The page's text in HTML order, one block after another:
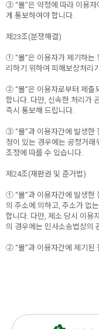
③ “몰”은 약정에 따라 이용자
게 통보하여야 합니다.
제23조(분쟁해결)
① “몰”은 이용자가 제기하는
리하기 위하여 피해보상처리
② “몰”은 이용자로부터 제출
합니다. 다만, 신속한 처리가
즉시 통보해 드립니다.
③ “몰”과 이용자간에 발생한
청이 있는 경우에는 공정거래
조정에 따를 수 있습니다.
제24조(재판권 및 준거법)
① “몰”과 이용자간에 발생한
의 주소에 의하고, 주소가 없
합니다. 다만, 제소 당시 이용
의 경우에는 민사소송법상의
② “몰”과 이용자간에 제기된